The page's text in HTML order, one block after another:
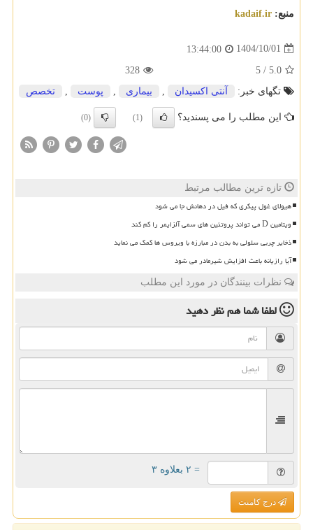
منبع: kadaif.ir
1404/10/01
13:44:00
5.0
/
5
328
تگهای خبر:
آنتی اكسیدان بیماری پوست تخصص
این مطلب را می پسندید؟ (1)
(0)
تازه ترین مطالب مرتبط
هیولای غول پیکری که فیل در دهانش جا می شود
ویتامین D می تواند پروتئین های سمی آلزایمر را کم کند
ذخایر چربی سلولی به بدن در مبارزه با ویروس ها کمک می نماید
آیا رازیانه باعث افزایش شیرمادر می شود
نظرات بینندگان در مورد این مطلب
لطفا شما همنظر دهید
= ۲ بعلاوه ۳
درج کامنت